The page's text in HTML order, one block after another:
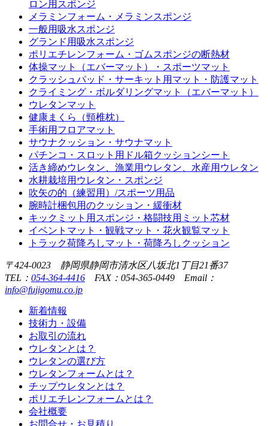
ロン用スポンジ
メラミンフォーム・メラミンスポンジ
一般用吸水スポンジ
グランド用吸水スポンジ
ポリエチレンフォーム・ゴムスポンジの断熱材
体操マット（エバーマット）・スポーツマット
クラッシュパッド・サーキット用マット・防護マット
クライミング・ボルダリングマット（エバーマット）
ウレタンマット
健康まくら（頸椎枕）
手術用フロアマット
サウナクッション・サウナマット
パチンコ・スロット用ドル箱クッションシート
活き締めウレタン、漁業用ウレタン、水産用ウレタン
水耕栽培用ウレタン・スポンジ
吹矢の的（練習用）/スポーツ用品
腕時計梱包用のクッション・緩衝材
キックミット用スポンジ・格闘技用ミット芯材
イベントマット・観戦マット・花火観覧マット
トラック荷降ろしマット・荷降ろしクッション
〒424-0023 静岡県静岡市清水区八坂北1丁目21番37
TEL： 054-364-4416 FAX：054-365-0449 Email：
info@fujigomu.co.jp
新着情報
技術力・設備
お取引の流れ
ウレタンとは？
ウレタンの選び方
ウレタンフォームとは？
チップウレタンとは？
ポリエチレンフォームとは？
会社概要